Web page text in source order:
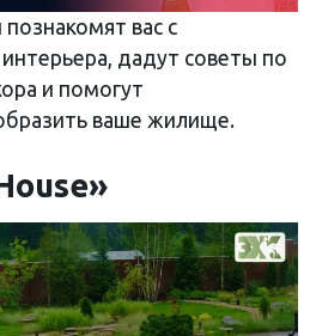
вас с
дадут советы по
и помогут
ваше жилище.